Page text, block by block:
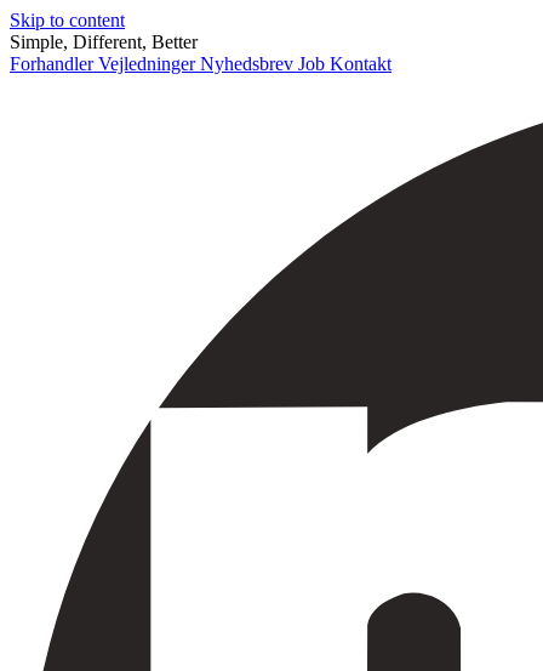
Skip to content
Simple, Different, Better
ForhandlerVejledningerNyhedsbrev Job Kontakt